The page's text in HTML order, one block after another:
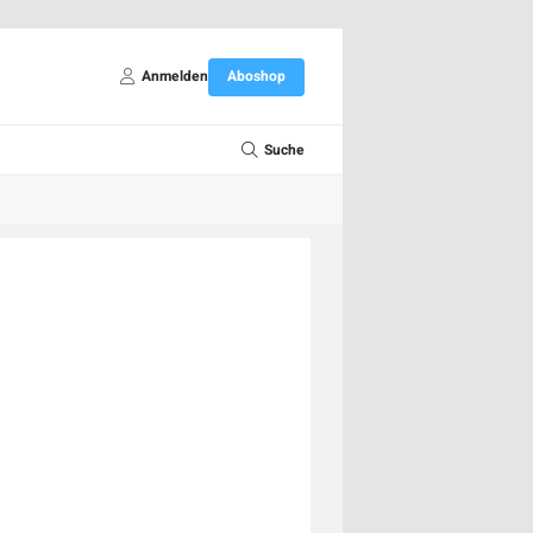
Anmelden Aboshop
Suche